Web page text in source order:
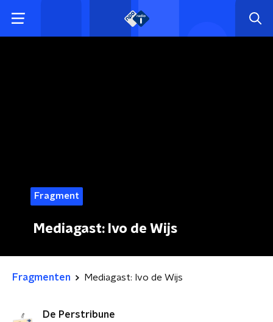
Fragment
Mediagast: Ivo de Wijs
Fragmenten Mediagast: Ivo de Wijs
De Perstribune